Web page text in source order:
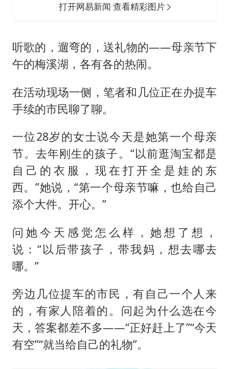
打开网易新闻 查看精彩图片
听歌的，遛弯的，送礼物的——母亲节下
午的梅溪湖，各有各的热闹。
在活动现场一侧，笔者和几位正在办提车
手续的市民聊了聊。
一位28岁的女士说今天是她第一个母亲
节。去年刚生的孩子。“以前逛淘宝都是
自己的衣服，现在打开全是娃的东
西。”她说，“第一个母亲节嘛，也给自己
添个大件。开心。”
问她今天感觉怎么样，她想了想，
说：“以后带孩子，带我妈，想去哪去
哪。”
旁边几位提车的市民，有自己一个人来
的，有家人陪着的。问起为什么选在今
天，答案都差不多——“正好赶上了”“今天
有空”“就当给自己的礼物”。